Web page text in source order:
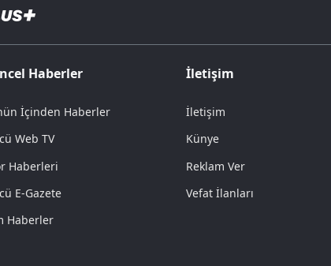
Haberler
İçinden Haberler
Web TV
Haberleri
E-Gazete
Haberler
İletişim
İletişim
Künye
Reklam Ver
Vefat İlanları